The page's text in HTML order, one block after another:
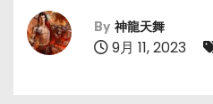
By 神龍天舞
9月 11, 2023